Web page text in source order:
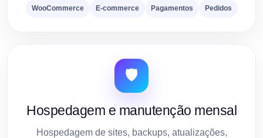
WooCommerce E-commerce Pagamentos Pedidos
🛡️
Hospedagem e manutenção mensal
Hospedagem de sites, backups, atualizações,